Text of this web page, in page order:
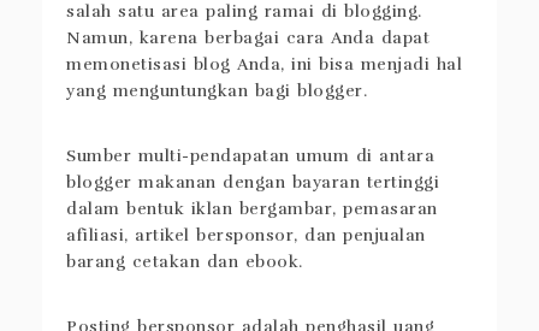
salah satu area paling ramai di blogging.
Namun, karena berbagai cara Anda dapat
memonetisasi blog Anda, ini bisa menjadi hal
yang menguntungkan bagi blogger.
Sumber multi-pendapatan umum di antara
blogger makanan dengan bayaran tertinggi
dalam bentuk iklan bergambar, pemasaran
afiliasi, artikel bersponsor, dan penjualan
barang cetakan dan ebook.
Posting bersponsor adalah penghasil uang